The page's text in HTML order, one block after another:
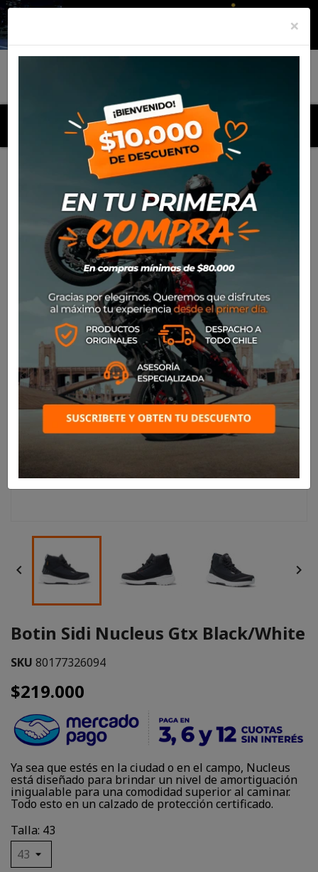
MENU
Productos Equipamiento
Botin Sidi Nucleus Gtx
Black/White
 
Botin Sidi Nucleus Gtx Black/White
SKU 80177326094
$219.000
Ya sea que estés en la ciudad o en el campo, Nucleus
está diseñado para brindar un nivel de amortiguación
inigualable para una comodidad superior al caminar.
Todo esto en un calzado de protección certificado.
Talla: 43
×